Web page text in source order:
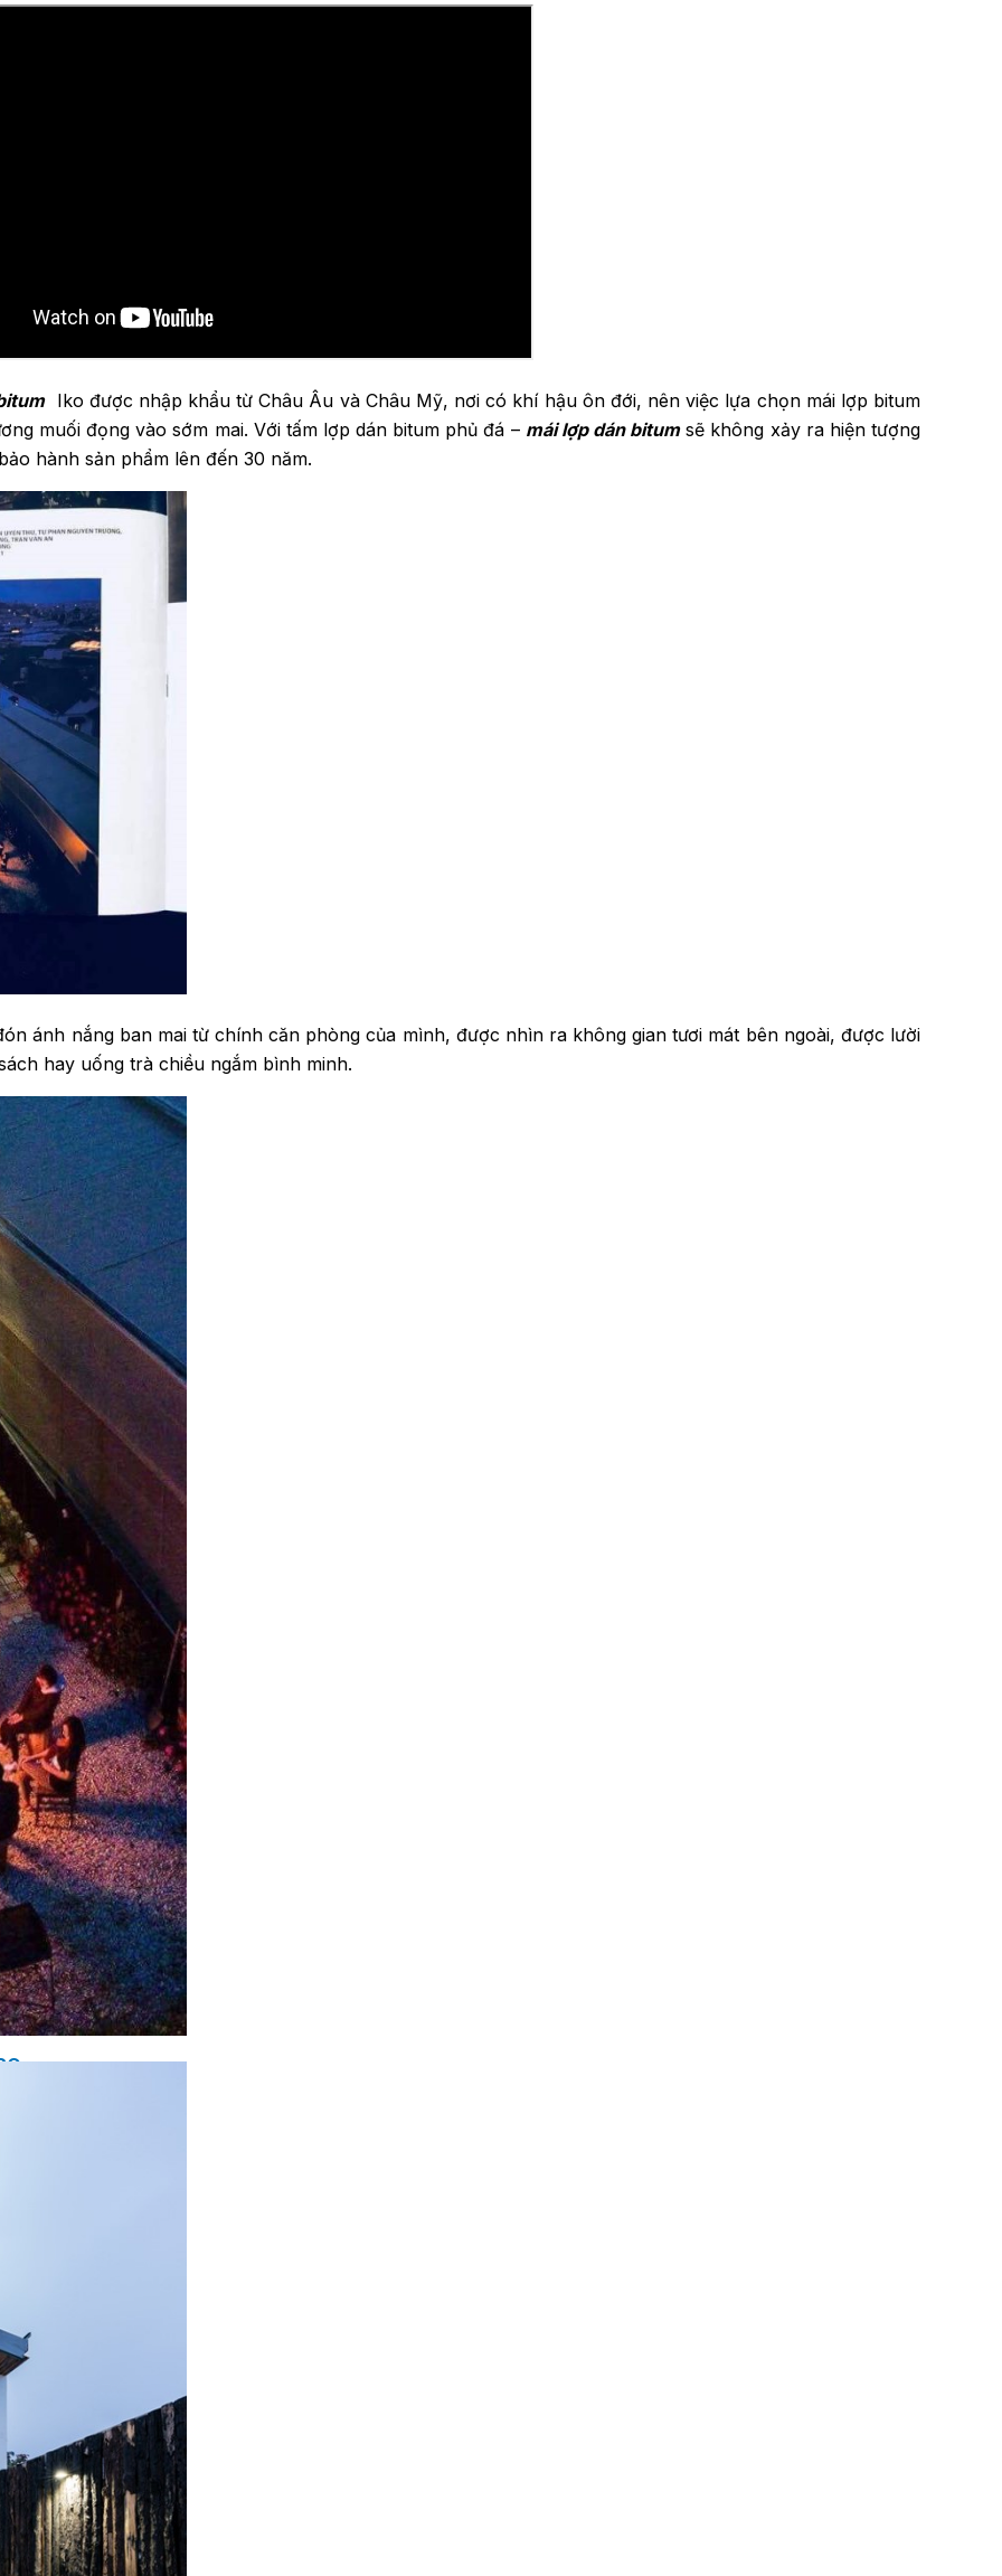
HẢI)
Iko được nhập khẩu từ Châu Âu và Châu Mỹ, nơi có khí hậu ôn đới, nên việc lựa chọn mái lợp bitum
muối đọng vào sớm mai. Với tấm lợp dán bitum phủ đá – mái lợp dán bitumsẽ không xảy ra hiện tượng
hành sản phẩm lên đến 30 năm.
ánh nắng ban mai từ chính căn phòng của mình, được nhìn ra không gian tươi mát bên ngoài, được lười
hay uống trà chiều ngắm bình minh.